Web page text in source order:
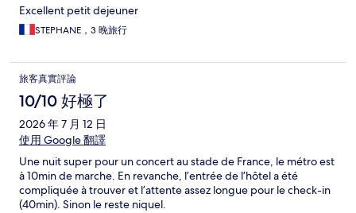
Excellent petit dejeuner
STEPHANE，3 晚旅行
旅客真實評論
10/10 好極了
2026 年 7 月 12 日
使用 Google 翻譯
Une nuit super pour un concert au stade de France, le métro est
à 10min de marche. En revanche, l’entrée de l’hôtel a été
compliquée à trouver et l’attente assez longue pour le check-in
(40min). Sinon le reste niquel.